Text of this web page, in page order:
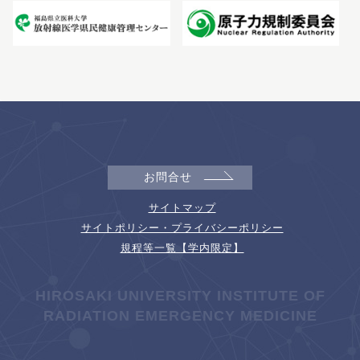
お問合せ
サイトマップ
サイトポリシー・プライバシーポリシー
規程等一覧【学内限定】
HIROSAKI UNIVERSITY INSTITUTE OF
RADIATION EMERGENCY MEDICINE